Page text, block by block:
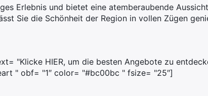
Erlebnis und bietet eine atemberaubende
Sie die Schönheit der Region in vollen Zügen
"Klicke HIER, um die besten Angebote zu
" obf= "1″ color= "#bc00bc " fsize= "25″]